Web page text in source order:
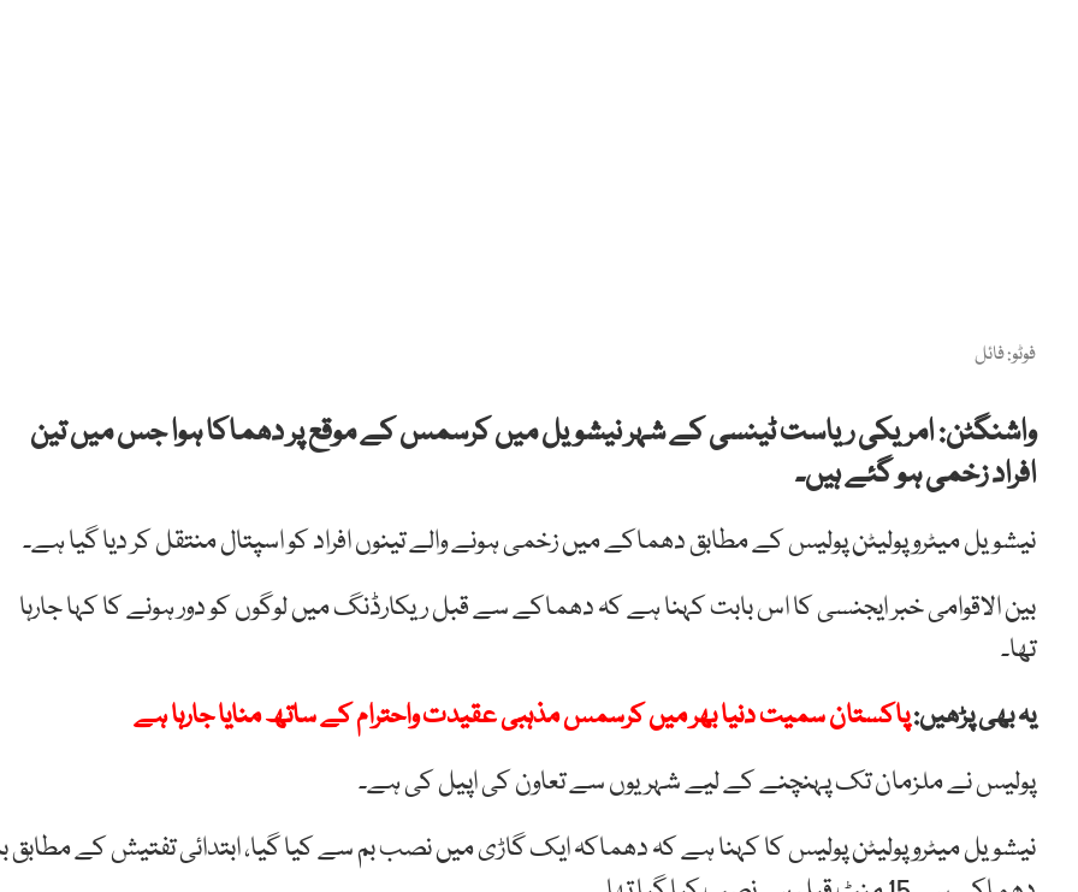
فوٹو: فائل
واشنگٹن: امریکی ریاست ٹینسی کے شہر نیشویل میں کرسمس کے موقع پر دھماکا ہوا جس میں تین
افراد زخمی ہو گئے ہیں۔
نیشویل میٹرو پولیٹن پولیس کے مطابق دھماکے میں زخمی ہونے والے تینوں افراد کو اسپتال منتقل کر دیا گیا ہے۔
بین الاقوامی خبر ایجنسی کا اس بابت کہنا ہے کہ دھماکے سے قبل ریکارڈنگ میں لوگوں کو دور ہونے کا کہا جارہا
تھا۔
یہ بھی پڑھیں:پاکستان سمیت دنیا بھر میں کرسمس مذہبی عقیدت واحترام کے ساتھ منایا جارہا ہے
پولیس نے ملزمان تک پہنچنے کے لیے شہریوں سے تعاون کی اپیل کی ہے۔
نیشویل میٹرو پولیٹن پولیس کا کہنا ہے کہ دھماکہ ایک گاڑی میں نصب بم سے کیا گیا، ابتدائی تفتیش کے مطابق